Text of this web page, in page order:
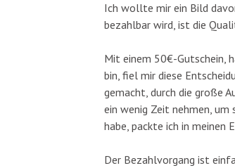
Ich wollte mir ein Bild
bezahlbar wird, ist die
Mit einem 50€-Gutschein,
bin, fiel mir diese
gemacht, durch die große
ein wenig Zeit nehmen,
habe, packte ich in meinen
Der Bezahlvorgang ist